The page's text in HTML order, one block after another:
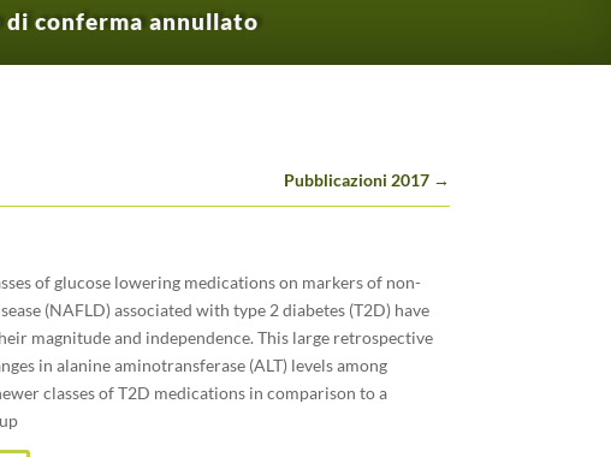
conferma annullato
Pubblicazioni 2017→
of glucose lowering medications on markers of non-
(NAFLD) associated with type 2 diabetes (T2D) have
magnitude and independence. This large retrospective
in alanine aminotransferase (ALT) levels among
classes of T2D medications in comparison to a